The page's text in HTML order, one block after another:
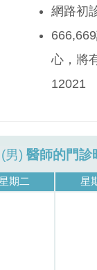
網路初
心，將
12021